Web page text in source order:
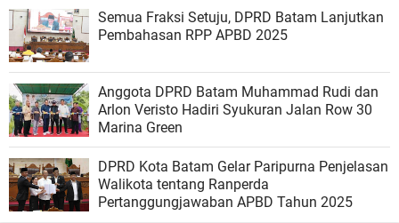
Semua Fraksi Setuju, DPRD Batam Lanjutkan
Pembahasan RPP APBD 2025
Anggota DPRD Batam Muhammad Rudi dan
Arlon Veristo Hadiri Syukuran Jalan Row 30
Marina Green
DPRD Kota Batam Gelar Paripurna Penjelasan
Walikota tentang Ranperda
Pertanggungjawaban APBD Tahun 2025